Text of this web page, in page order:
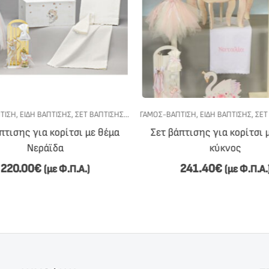
ΚΟΡΊΤΣΙ
, ΕΊΔΗ ΒΆΠΤΙΣΗΣ, ΣΕΤ ΒΆΠΤΙΣΗΣ,ΣΕΤ ΒΆΠΤΙΣΗΣ ΓΙΑ ΚΟΡΊΤΣΙ
για κορίτσι με θέμα
Νεράϊδα
220.00€ (με Φ.Π.Α.)
ΓΆΜΟΣ-ΒΆΠΤΙΣΗ, ΕΊΔΗ ΒΆΠΤΙΣΗΣ,
Σετ βάπτισης για κορίτσι
κύκνος
241.40€ (με